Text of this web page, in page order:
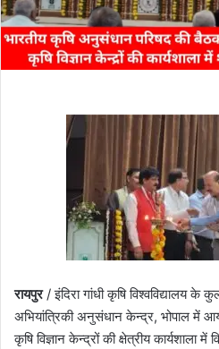
रायपुर/ इंदिरा गांधी कृषि विश्वविद्यालय के
अभियांत्रिकी अनुसंधान केन्द्र, भोपाल में
कृषि विज्ञान केन्द्रों की क्षेत्रीय कार्यशाला